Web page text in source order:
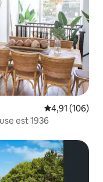
Priemerné
4,91 (106)
est 1936